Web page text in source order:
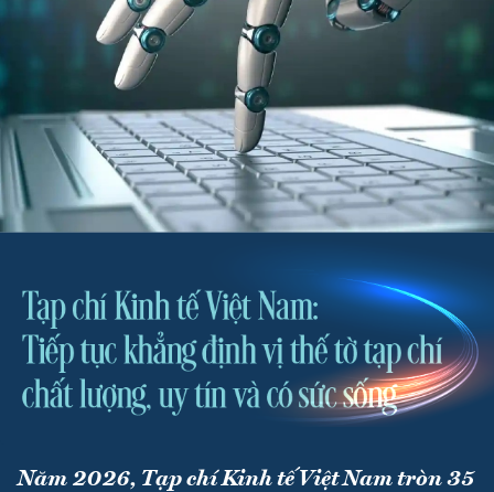
Năm 2026, Tạp chí Kinh tế Việt Nam tròn 35